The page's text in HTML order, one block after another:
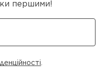
першими!
.